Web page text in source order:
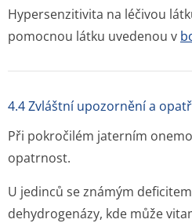
Hypersenzitivita na léčivou
pomocnou látku uvedenou v
4.4 Zvláštní upozornění a
Při pokročilém jaterním
opatrnost.
U jedinců se známým
dehydrogenázy, kde může